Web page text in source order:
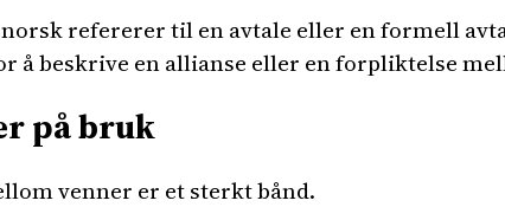
refererer til en avtale eller en formell
å beskrive en allianse eller en forpliktelse
på bruk
venner er et sterkt bånd.